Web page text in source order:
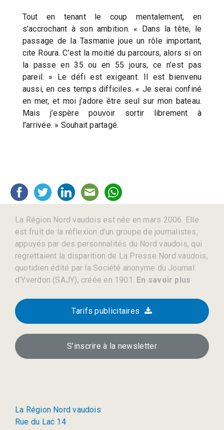
Tout en tenant le coup mentalement, en
s’accrochant à son ambition. « Dans la tête, le
passage de la Tasmanie joue un rôle important,
cite Roura. C’est la moitié du parcours, alors si on
la passe en 35 ou en 55 jours, ce n’est pas
pareil. » Le défi est exigeant. Il est bienvenu
aussi, en ces temps difficiles. « Je serai confiné
en mer, et moi j’adore être seul sur mon bateau.
Mais j’espère pouvoir sortir librement à
l’arrivée. » Souhait partagé.
La Région Nord vaudois est née en mars 2006. Elle
est fruit de la réflexion d’un groupe de journalistes,
appuyés par des personnalités du Nord vaudois, qui
regrettaient la disparition de La Presse Nord vaudois,
quotidien édité par la Société anonyme du Journal
d’Yverdon (SAJY), créée en 1901. En savoir plus
Tarifs publicitaires
S’inscrire à la newsletter
La Région Nord vaudois
Rue du Lac 14